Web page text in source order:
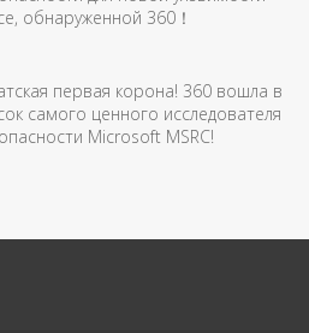
обнаруженной 360！
первая корона! 360 вошла в
самого ценного исследователя
Microsoft MSRC!